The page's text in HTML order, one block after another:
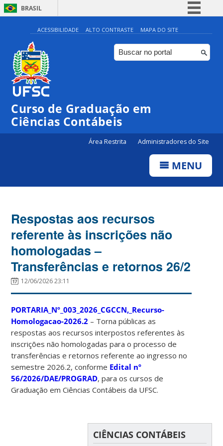
BRASIL
Simplifique!
Comunica BR
Participe
Canais
ACESSIBILIDADE ALTO CONTRASTE MAPA DO SITE
Curso de Graduação em
Ciências Contábeis
Área Restrita Administradores do Site
MENU
Respostas aos recursos
referente às inscrições não
homologadas –
Transferências e retornos 26/2
12/06/2026 23:11
PORTARIA_Nº_003_2026_CGCCN,_Recurso-
Homologacao-2026.2 – Torna públicas as
respostas aos recursos interpostos referentes às
inscrições não homologadas para o processo de
transferências e retornos referente ao ingresso no
semestre 2026.2, conforme Edital nº
56/2026/DAE/PROGRAD, para os cursos de
Graduação em Ciências Contábeis da UFSC.
CIÊNCIAS CONTÁBEIS